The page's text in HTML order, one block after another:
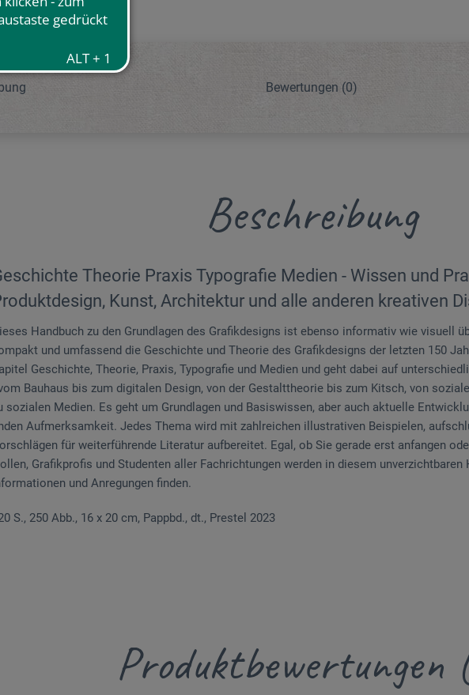
Bewertungen (0)
Beschreibung
Theorie Praxis Typografie Medien - Wissen und
Kunst, Architektur und alle anderen kreativen
Handbuch zu den Grundlagen des Grafikdesigns ist ebenso informativ wie visuell
und umfassend die Geschichte und Theorie des Grafikdesigns der letzten 150
Geschichte, Theorie, Praxis, Typografie und Medien und geht dabei auf
Bauhaus bis zum digitalen Design, von der Gestalttheorie bis zum Kitsch, von
sozialen Medien. Es geht um Grundlagen und Basiswissen, aber auch aktuelle
Aufmerksamkeit. Jedes Thema wird mit zahlreichen illustrativen Beispielen,
für weiterführende Literatur aufbereitet. Egal, ob Sie gerade erst anfangen
Grafikprofis und Studenten aller Fachrichtungen werden in diesem unverzichtbaren
und Anregungen finden.
S., 250 Abb., 16 x 20 cm, Pappbd., dt., Prestel 2023
Produktbewertungen